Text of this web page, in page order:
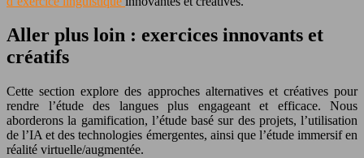
Aller plus loin : exercices innovants et
créatifs
Cette section explore des approches alternatives et créatives pour
rendre l’étude des langues plus engageant et efficace. Nous
aborderons la gamification, l’étude basé sur des projets, l’utilisation
de l’IA et des technologies émergentes, ainsi que l’étude immersif en
réalité virtuelle/augmentée.